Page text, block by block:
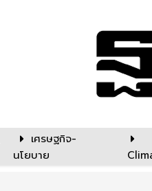
เศรษฐกิจ-
นโยบาย